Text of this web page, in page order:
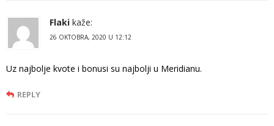
Flaki kaže:
26 OKTOBRA, 2020 U 12:12
Uz najbolje kvote i bonusi su najbolji u Meridianu.
REPLY